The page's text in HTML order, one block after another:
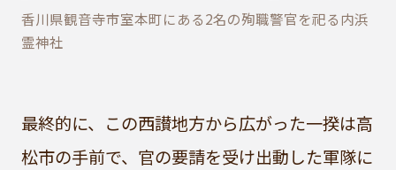
香川県観音寺市室本町にある2名の殉職警官を祀る内浜
霊神社
最終的に、この西讃地方から広がった一揆は高
松市の手前で、官の要請を受け出動した軍隊に